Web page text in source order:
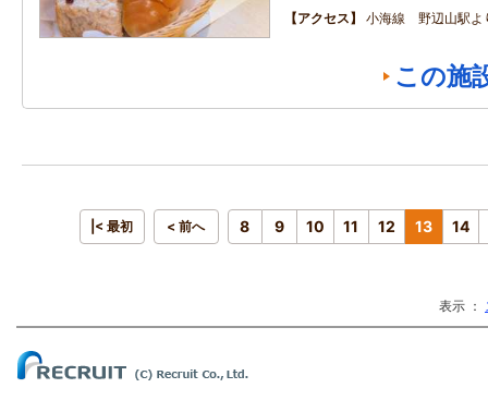
アクセス
小海線 野辺山駅よ
この施
|< 最初 < 前へ 8 9 10 11 12 13 14
表示 ：